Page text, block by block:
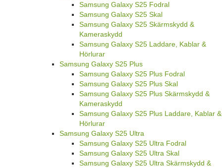
Samsung Galaxy S25 Fodral
Samsung Galaxy S25 Skal
Samsung Galaxy S25 Skärmskydd &
Kameraskydd
Samsung Galaxy S25 Laddare, Kablar &
Hörlurar
Samsung Galaxy S25 Plus
Samsung Galaxy S25 Plus Fodral
Samsung Galaxy S25 Plus Skal
Samsung Galaxy S25 Plus Skärmskydd &
Kameraskydd
Samsung Galaxy S25 Plus Laddare, Kablar &
Hörlurar
Samsung Galaxy S25 Ultra
Samsung Galaxy S25 Ultra Fodral
Samsung Galaxy S25 Ultra Skal
Samsung Galaxy S25 Ultra Skärmskydd &